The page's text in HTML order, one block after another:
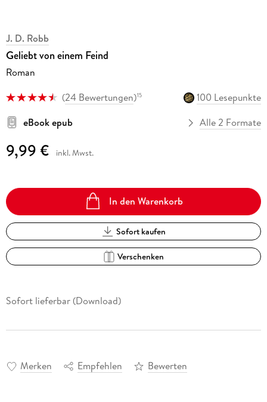
J. D. Robb
Geliebt von einem Feind
Roman
(24 Bewertungen)15
100 Lesepunkte
eBook epub
Alle 2 Formate
9,99 € inkl. Mwst.
In den Warenkorb
Sofort kaufen
Verschenken
Sofort lieferbar (Download)
Merken Empfehlen Bewerten